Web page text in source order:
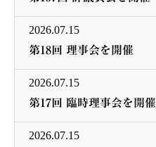
2026.07.15
第18回 理事会を開催
2026.07.15
第17回 臨時理事会を開催
2026.07.15